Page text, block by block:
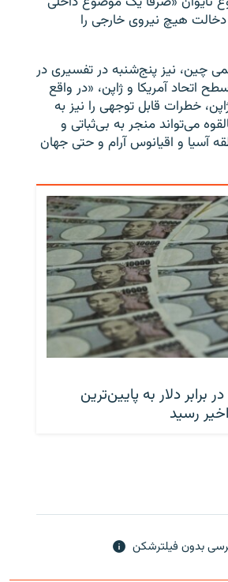
هیچ نیروی خارجی را
چین، نیز پنج‌شنبه در تفسیری در
اتحاد آمریکا و ژاپن، «در واقع
خطرات قابل توجهی را نیز به
می‌تواند منجر به بی‌ثباتی و
آسیا و اقیانوس آرام و حتی جهان
برابر دلار به پایین‌ترین
بدون فیلترشکن